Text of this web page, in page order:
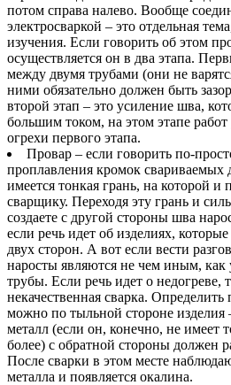
потом справа налево. Вообще
электросваркой – это отдельная
изучения. Если говорить об этом
осуществляется он в два этапа.
между двумя трубами (они не
ними обязательно должен быть
второй этап – это усиление шва,
большим током, на этом этапе
огрехи первого этапа.
Провар – если говорить по-
проплавления кромок свариваемых
имеется тонкая грань, на которой и
сварщику. Переходя эту грань и
создаете с другой стороны шва
если речь идет об изделиях,
двух сторон. А вот если вести
наросты являются не чем иным,
трубы. Если речь идет о недогреве,
некачественная сварка.
можно по тыльной стороне изделия
металл (если он, конечно, не имеет
более) с обратной стороны должен
После сварки в этом месте
металла и появляется окалина.